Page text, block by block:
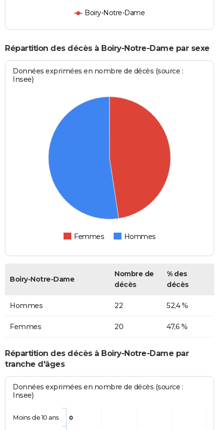
Boiry-Notre-Dame
Répartition des décès à Boiry-Notre-Dame par sexe
Données exprimées en nombre de décès (source :
Insee)
Femmes Hommes
Boiry-Notre-Dame
Nombre de
décès
% des
décès
Hommes 22 52,4 %
Femmes 20 47,6 %
Répartition des décès à Boiry-Notre-Dame par
tranche d'âges
Données exprimées en nombre de décès (source :
Insee)
0
Moins de 10 ans